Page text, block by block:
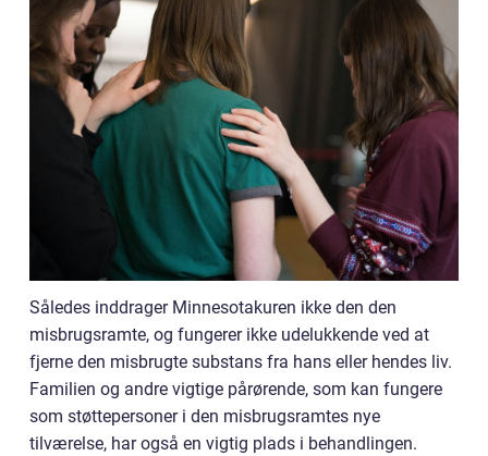
Således inddrager Minnesotakuren ikke den den
misbrugsramte, og fungerer ikke udelukkende ved at
fjerne den misbrugte substans fra hans eller hendes liv.
Familien og andre vigtige pårørende, som kan fungere
som støttepersoner i den misbrugsramtes nye
tilværelse, har også en vigtig plads i behandlingen.